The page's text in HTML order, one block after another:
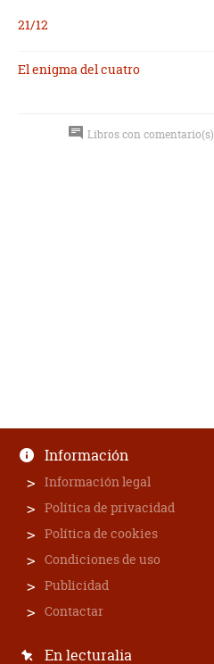
21/12
El enigma del cuatro
Libros con comentario(s)
Información
Información legal
Política de privacidad
Política de cookies
Condiciones de uso
Publicidad
Contactar
En lecturalia